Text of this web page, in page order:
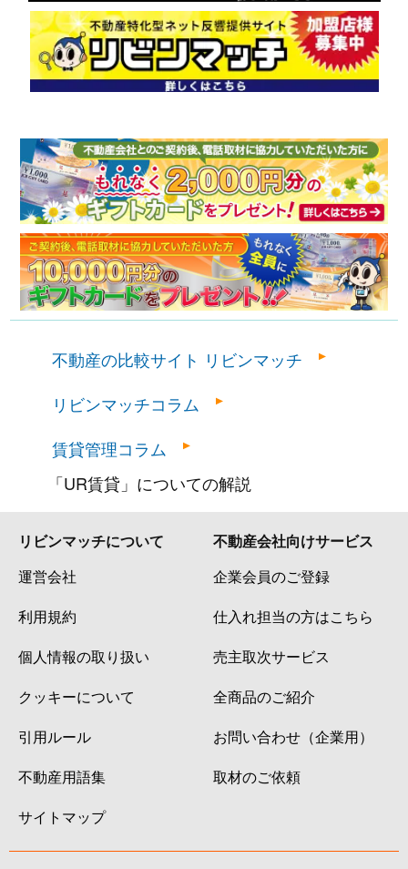
不動産の比較サイト リビンマッチ
リビンマッチコラム
賃貸管理コラム
「UR賃貸」についての解説
リビンマッチについて
運営会社
利用規約
個人情報の取り扱い
クッキーについて
引用ルール
不動産用語集
サイトマップ
不動産会社向けサービス
企業会員のご登録
仕入れ担当の方はこちら
売主取次サービス
全商品のご紹介
お問い合わせ（企業用）
取材のご依頼